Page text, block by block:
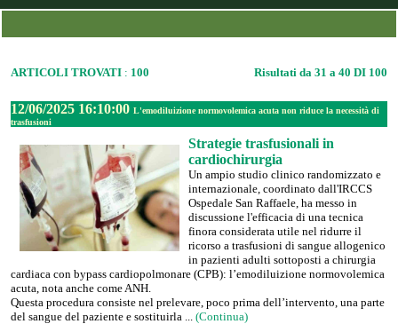
ARTICOLI TROVATI : 100 Risultati da 31 a 40 DI 100
12/06/2025 16:10:00 L'emodiluizione normovolemica acuta non riduce la necessità di
trasfusioni
Strategie trasfusionali in
cardiochirurgia
Un ampio studio clinico randomizzato e
internazionale, coordinato dall'IRCCS
Ospedale San Raffaele, ha messo in
discussione l'efficacia di una tecnica
finora considerata utile nel ridurre il
ricorso a trasfusioni di sangue allogenico
in pazienti adulti sottoposti a chirurgia
cardiaca con bypass cardiopolmonare (CPB): l’emodiluizione normovolemica
acuta, nota anche come ANH.
Questa procedura consiste nel prelevare, poco prima dell’intervento, una parte
del sangue del paziente e sostituirla ... (Continua)